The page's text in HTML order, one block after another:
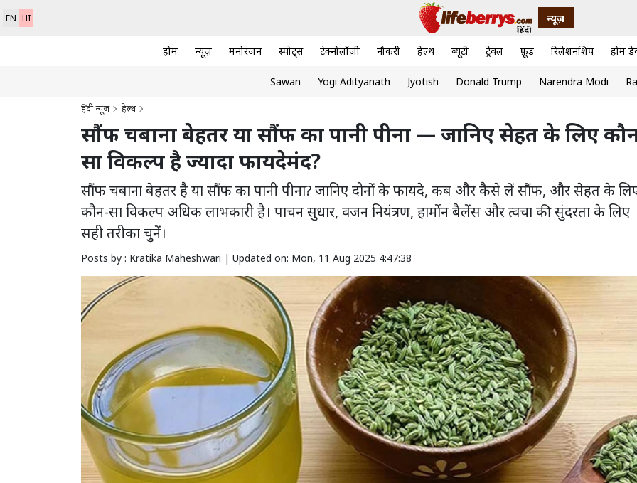
EN HI न्यूज़
होम न्यूज़ मनोरंजन स्पोर्ट्स टेक्नोलॉजी नौकरी हेल्थ ब्यूटी ट्रेवल फ़ूड रिलेशनशिप होम
Sawan Yogi Adityanath Jyotish Donald Trump Narendra Modi
हिंदी न्यूज़ हेल्थ
सौंफ चबाना बेहतर या सौंफ का पानी पीना — जानिए सेहत के लिए
सा विकल्प है ज्यादा फायदेमंद?
सौंफ चबाना बेहतर है या सौंफ का पानी पीना? जानिए दोनों के फायदे, कब और कैसे लें सौंफ, और सेहत के
कौन-सा विकल्प अधिक लाभकारी है। पाचन सुधार, वजन नियंत्रण, हार्मोन बैलेंस और त्वचा की सुंदरता के लिए
सही तरीका चुनें।
Posts by : Kratika Maheshwari | Updated on: Mon, 11 Aug 2025 4:47:38